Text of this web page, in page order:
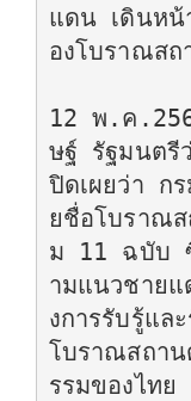
แดน เดินหน้
องโบราณสถ
12 พ.ค
ษฐ์ รัฐมนตรี
ปิดเผยว่า ก
ยชื่อโบราณ
ม 11 ฉบับ
ามแนวชายแ
งการรับรู้แล
โบราณสถาน
รรมของไทย